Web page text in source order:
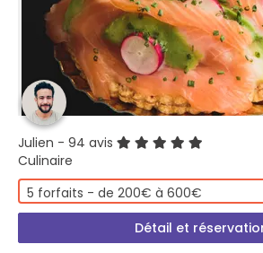
Julien - 94 avis
Culinaire
5 forfaits - de 200€ à 600€
Détail et